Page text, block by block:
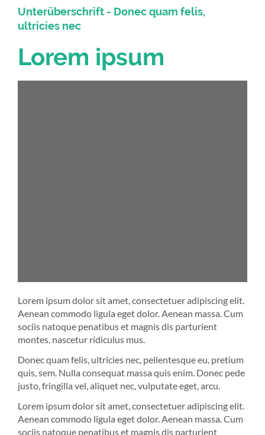
Unterüberschrift - Donec quam felis,
ultricies nec
Lorem ipsum
Lorem ipsum dolor sit amet, consectetuer adipiscing elit.
Aenean commodo ligula eget dolor. Aenean massa. Cum
sociis natoque penatibus et magnis dis parturient
montes, nascetur ridiculus mus.
Donec quam felis, ultricies nec, pellentesque eu, pretium
quis, sem. Nulla consequat massa quis enim. Donec pede
justo, fringilla vel, aliquet nec, vulputate eget, arcu.
Lorem ipsum dolor sit amet, consectetuer adipiscing elit.
Aenean commodo ligula eget dolor. Aenean massa. Cum
sociis natoque penatibus et magnis dis parturient